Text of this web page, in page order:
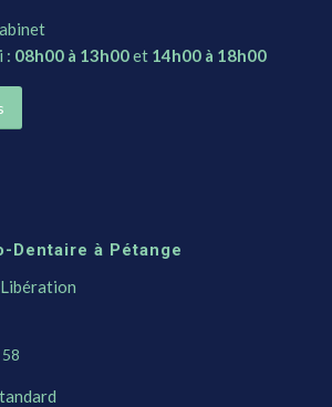
: 08h00 à 13h00et 14h00 à 18h00
Dentaire à Pétange